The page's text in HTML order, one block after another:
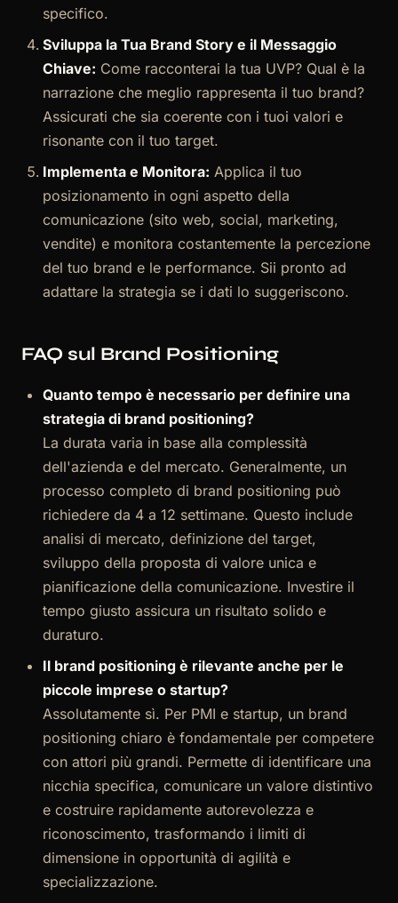
specifico.
Sviluppa la Tua Brand Story e il Messaggio
Chiave: Come racconterai la tua UVP? Qual è la
narrazione che meglio rappresenta il tuo brand?
Assicurati che sia coerente con i tuoi valori e
risonante con il tuo target.
Implementa e Monitora: Applica il tuo
posizionamento in ogni aspetto della
comunicazione (sito web, social, marketing,
vendite) e monitora costantemente la percezione
del tuo brand e le performance. Sii pronto ad
adattare la strategia se i dati lo suggeriscono.
FAQ sul Brand Positioning
Quanto tempo è necessario per definire una
strategia di brand positioning?
La durata varia in base alla complessità
dell'azienda e del mercato. Generalmente, un
processo completo di brand positioning può
richiedere da 4 a 12 settimane. Questo include
analisi di mercato, definizione del target,
sviluppo della proposta di valore unica e
pianificazione della comunicazione. Investire il
tempo giusto assicura un risultato solido e
duraturo.
Il brand positioning è rilevante anche per le
piccole imprese o startup?
Assolutamente sì. Per PMI e startup, un brand
positioning chiaro è fondamentale per competere
con attori più grandi. Permette di identificare una
nicchia specifica, comunicare un valore distintivo
e costruire rapidamente autorevolezza e
riconoscimento, trasformando i limiti di
dimensione in opportunità di agilità e
specializzazione.